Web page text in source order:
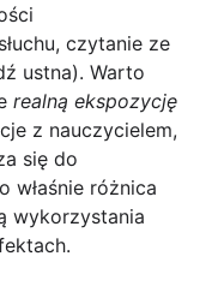
czytanie ze
ustna). Warto
realną ekspozycję
z nauczycielem,
się do
różnica
wykorzystania